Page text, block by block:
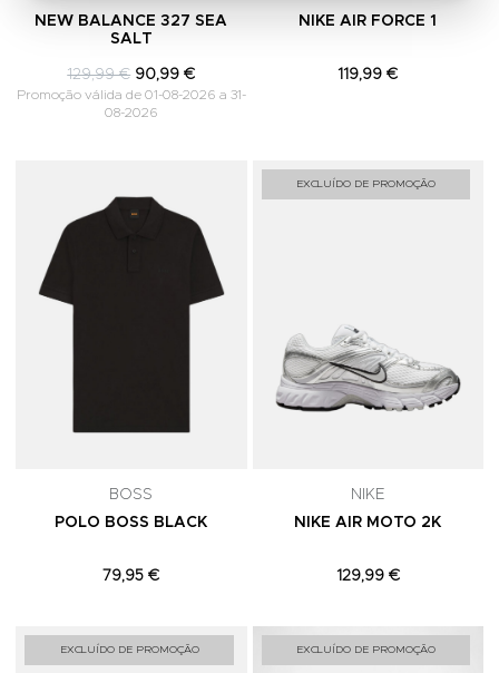
NEW BALANCE 327 SEA
SALT
129,99 € 90,99 €
Promoção válida de 01-08-2026 a 31-
08-2026
NIKE AIR FORCE 1
119,99 €
Adicionar aos Favoritos
BOSS
POLO BOSS BLACK
79,95 €
EXCLUÍDO DE PROMOÇÃO
NIKE
NIKE AIR MOTO 2K
129,99 €
EXCLUÍDO DE PROMOÇÃO Adicionar aos Favoritos
EXCLUÍDO DE PROMOÇÃO